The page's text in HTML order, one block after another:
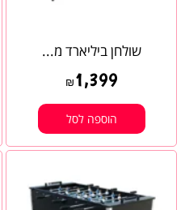
שולחן ביליארד מ...
₪ 1,399
הוספה לסל